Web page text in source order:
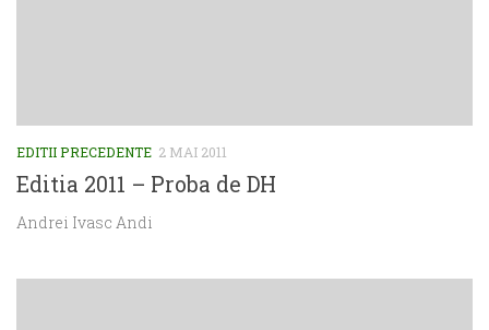
EDITII PRECEDENTE 2 MAI 2011
Editia 2011 – Proba de DH
Andrei Ivasc Andi